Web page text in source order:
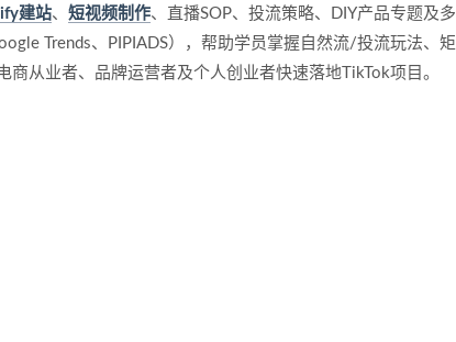
建站、 短视频制作、直播SOP、投流策略、DIY产品专题及多
Trends、PIPIADS），帮助学员掌握自然流/投流玩法、矩
从业者、品牌运营者及个人创业者快速落地TikTok项目。